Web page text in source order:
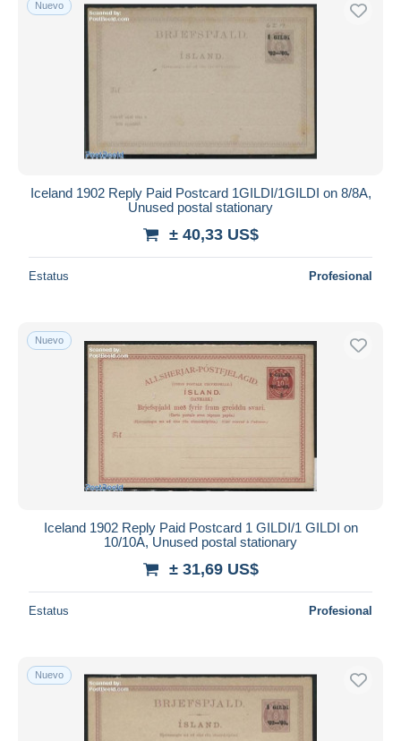
Nuevo
Iceland 1902 Reply Paid Postcard 1GILDI/1GILDI on 8/8A,
Unused postal stationary
± 40,33 US$
Estatus Profesional
Nuevo
Iceland 1902 Reply Paid Postcard 1 GILDI/1 GILDI on
10/10A, Unused postal stationary
± 31,69 US$
Estatus Profesional
Nuevo